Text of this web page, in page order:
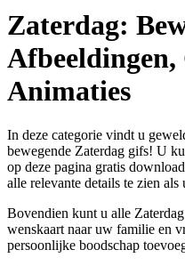
Zaterdag:
Animaties
In deze categorie vindt u
bewegende Zaterdag gifs! U
op deze pagina gratis
alle relevante details te zien
Bovendien kunt u alle
wenskaart naar uw familie en
persoonlijke boodschap